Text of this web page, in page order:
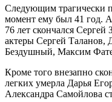
Следующим трагически
момент ему был 41 год. А
76 лет скончался
актеры Сергей Таланов,
Бездушный, Максим
Кроме того внезапно
легких умерла Дарья
Александра Самойлова